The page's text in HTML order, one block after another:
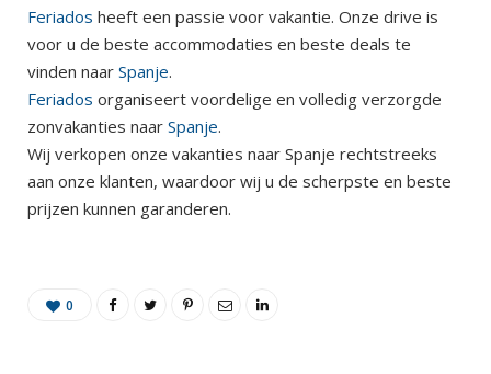
Feriados heeft een passie voor vakantie. Onze drive is
voor u de beste accommodaties en beste deals te
vinden naar Spanje.
Feriados organiseert voordelige en volledig verzorgde
zonvakanties naar Spanje.
Wij verkopen onze vakanties naar Spanje rechtstreeks
aan onze klanten, waardoor wij u de scherpste en beste
prijzen kunnen garanderen.
0